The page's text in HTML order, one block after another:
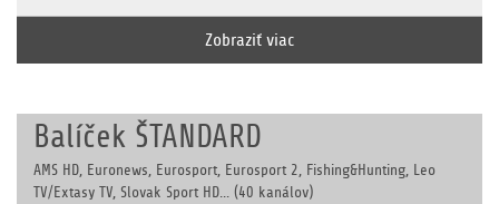
Zobraziť viac
Balíček ŠTANDARD
AMS HD, Euronews, Eurosport, Eurosport 2, Fishing&Hunting, Leo
TV/Extasy TV, Slovak Sport HD... (40 kanálov)